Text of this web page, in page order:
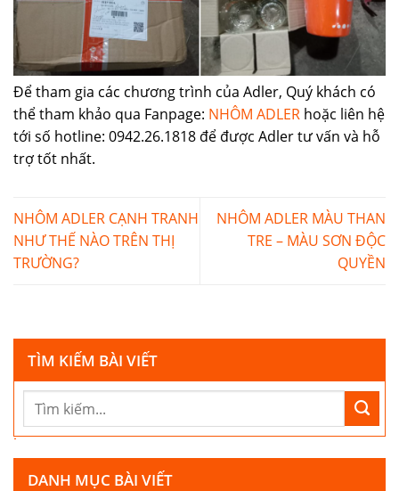
Để tham gia các chương trình của Adler, Quý khách có
thể tham khảo qua Fanpage: NHÔM ADLER hoặc liên hệ
tới số hotline: 0942.26.1818 để được Adler tư vấn và hỗ
trợ tốt nhất.
NHÔM ADLER CẠNH TRANH
NHƯ THẾ NÀO TRÊN THỊ
TRƯỜNG?
NHÔM ADLER MÀU THAN
TRE – MÀU SƠN ĐỘC
QUYỀN
TÌM KIẾM BÀI VIẾT
DANH MỤC BÀI VIẾT